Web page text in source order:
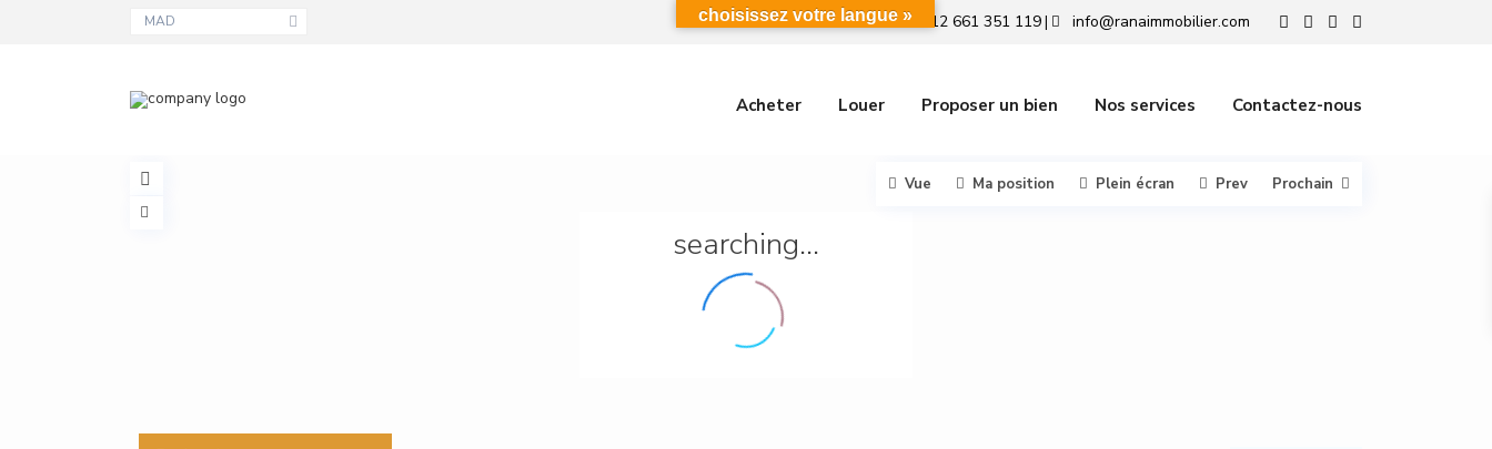
MAD +212 661 351 119| info@ranaimmobilier.com
Acheter Louer Proposer un bien Nos services Contactez-nous
searching...
Vue Ma position Plein écran Prev Prochain
choisissez votre langue »